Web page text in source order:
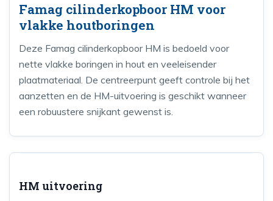
Famag cilinderkopboor HM voor
vlakke houtboringen
Deze Famag cilinderkopboor HM is bedoeld voor
nette vlakke boringen in hout en veeleisender
plaatmateriaal. De centreerpunt geeft controle bij het
aanzetten en de HM-uitvoering is geschikt wanneer
een robuustere snijkant gewenst is.
HM uitvoering